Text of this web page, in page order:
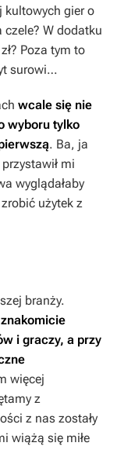
kultowych gier o
czele? W dodatku
Poza tym to
surowi…
wcale się nie
wyboru tylko
. Ba, ja
mi
wyglądałaby
użytek z
branży.
i graczy, a przy
więcej
z
z nas zostały
wiążą się miłe